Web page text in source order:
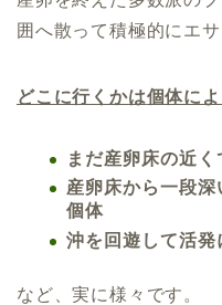
囲へ散って積極的にエ
どこに行くかは個体に
まだ産卵床の近
産卵床から一段
個体
沖を回遊して活
など、実に様々です。